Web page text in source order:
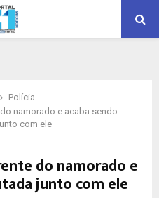
Polícia
namorado e acaba sendo
com ele
do namorado e
junto com ele